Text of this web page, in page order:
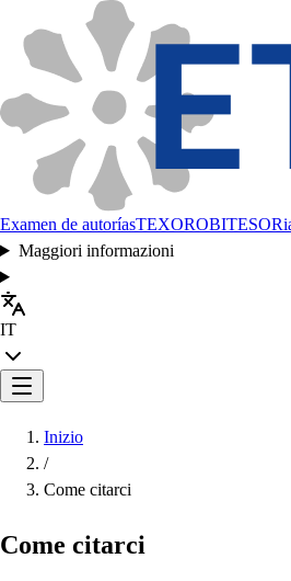
Examen de autoríasTEXOROBITESO
Maggiori informazioni
IT
Inizio
/
Come citarci
Come citarci